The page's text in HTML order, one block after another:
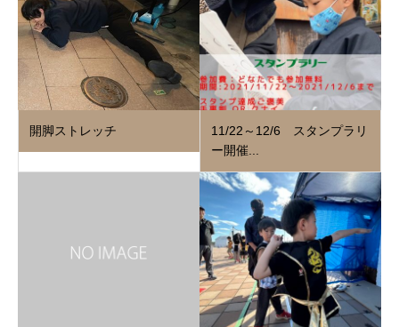
開脚ストレッチ
11/22～12/6 スタンプラリ
ー開催...